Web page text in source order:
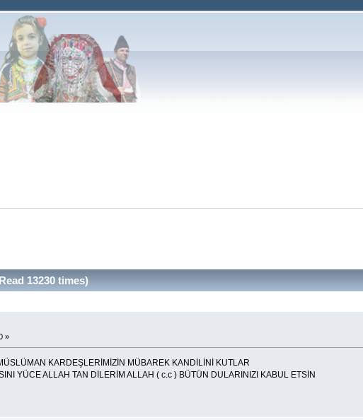
13230 times)
»
KARDEŞLERİMİZİN MÜBAREK KANDİLİNİ KUTLAR
YÜCE ALLAH TAN DİLERİM ALLAH ( c.c ) BÜTÜN DULARINIZI KABUL ETSİN